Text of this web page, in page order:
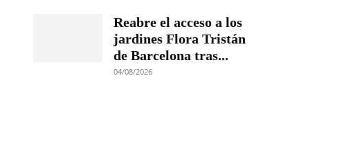
Reabre el acceso a los
jardines Flora Tristán
de Barcelona tras...
04/08/2026